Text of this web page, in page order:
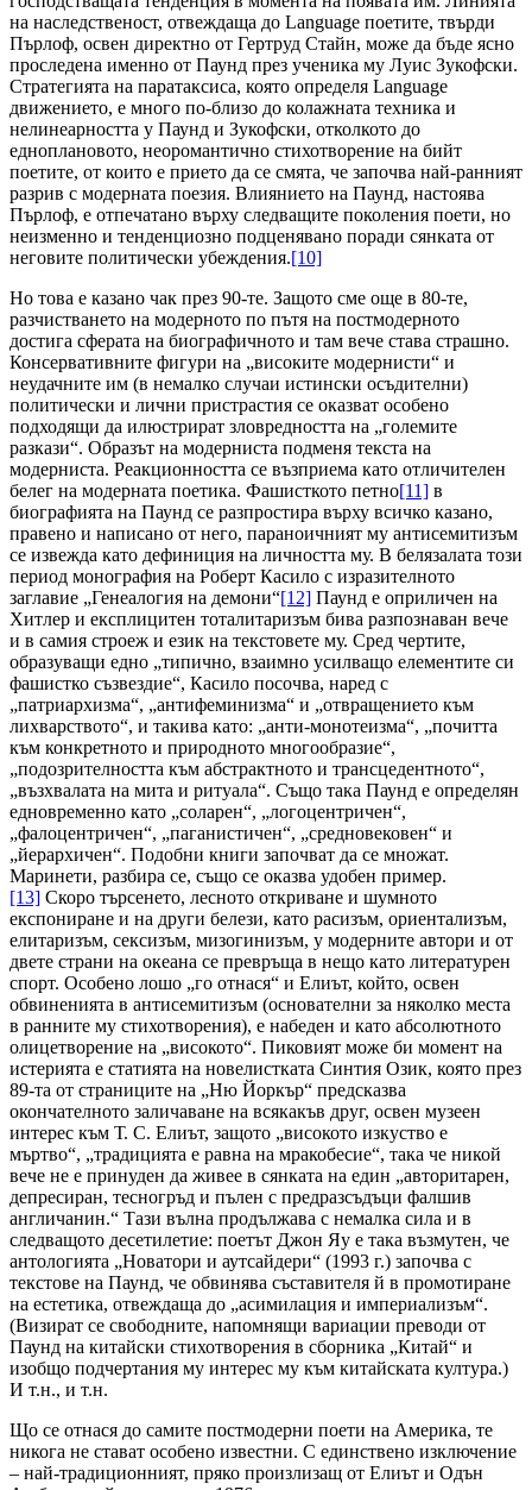
на наследственост, отвеждаща до Language поетите, твърди
Пърлоф, освен директно от Гертруд Стайн, може да бъде ясно
проследена именно от Паунд през ученика му Луис Зукофски.
Стратегията на паратаксиса, която определя Language
движението, е много по-близо до колажната техника и
нелинеарността у Паунд и Зукофски, отколкото до
едноплановото, неоромантично стихотворение на бийт
поетите, от които е прието да се смята, че започва най-ранният
разрив с модерната поезия. Влиянието на Паунд, настоява
Пърлоф, е отпечатано върху следващите поколения поети, но
неизменно и тенденциозно подценявано поради сянката от
неговите политически убеждения.[10]
Но това е казано чак през 90-те. Защото сме още в 80-те,
разчистването на модерното по пътя на постмодерното
достига сферата на биографичното и там вече става страшно.
Консервативните фигури на „високите модернисти“ и
неудачните им (в немалко случаи истински осъдителни)
политически и лични пристрастия се оказват особено
подходящи да илюстрират зловредността на „големите
разкази“. Образът на модерниста подменя текста на
модерниста. Реакционността се възприема като отличителен
белег на модерната поетика. Фашисткото петно[11] в
биографията на Паунд се разпростира върху всичко казано,
правено и написано от него, параноичният му антисемитизъм
се извежда като дефиниция на личността му. В белязалата този
период монография на Роберт Касило с изразителното
заглавие „Генеалогия на демони“[12] Паунд е оприличен на
Хитлер и експлицитен тоталитаризъм бива разпознаван вече
и в самия строеж и език на текстовете му. Сред чертите,
образуващи едно „типично, взаимно усилващо елементите си
фашистко съзвездие“, Касило посочва, наред с
„патриархизма“, „антифеминизма“ и „отвращението към
лихварството“, и такива като: „анти-монотеизма“, „почитта
към конкретното и природното многообразие“,
„подозрителността към абстрактното и трансцедентното“,
„възхвалата на мита и ритуала“. Също така Паунд е определян
едновременно като „соларен“, „логоцентричен“,
„фалоцентричен“, „паганистичен“, „средновековен“ и
„йерархичен“. Подобни книги започват да се множат.
Маринети, разбира се, също се оказва удобен пример.
[13] Скоро търсенето, лесното откриване и шумното
експониране и на други белези, като расизъм, ориентализъм,
елитаризъм, сексизъм, мизогинизъм, у модерните автори и от
двете страни на океана се превръща в нещо като литературен
спорт. Особено лошо „го отнася“ и Елиът, който, освен
обвиненията в антисемитизъм (основателни за няколко места
в ранните му стихотворения), е набеден и като абсолютното
олицетворение на „високото“. Пиковият може би момент на
истерията е статията на новелистката Синтия Озик, която през
89-та от страниците на „Ню Йоркър“ предсказва
окончателното заличаване на всякакъв друг, освен музеен
интерес към Т. С. Елиът, защото „високото изкуство е
мъртво“, „традицията е равна на мракобесие“, така че никой
вече не е принуден да живее в сянката на един „авторитарен,
депресиран, тесногръд и пълен с предразсъдъци фалшив
англичанин.“ Тази вълна продължава с немалка сила и в
следващото десетилетие: поетът Джон Яу е така възмутен, че
антологията „Новатори и аутсайдери“ (1993 г.) започва с
текстове на Паунд, че обвинява съставителя й в промотиране
на естетика, отвеждаща до „асимилация и империализъм“.
(Визират се свободните, напомнящи вариации преводи от
Паунд на китайски стихотворения в сборника „Китай“ и
изобщо подчертания му интерес му към китайската култура.)
И т.н., и т.н.
Що се отнася до самите постмодерни поети на Америка, те
никога не стават особено известни. С единствено изключение
– най-традиционният, пряко произлизащ от Елиът и Одън